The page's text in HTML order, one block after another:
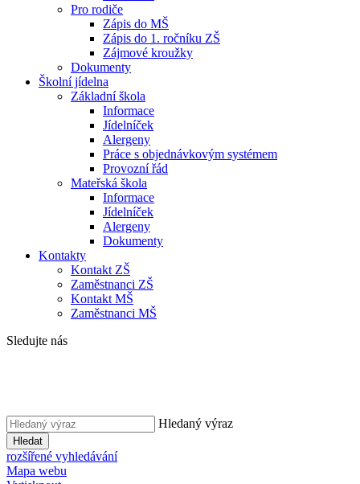
Pro rodiče
Zápis do MŠ
Zápis do 1. ročníku ZŠ
Zájmové kroužky
Dokumenty
Školní jídelna
Základní škola
Informace
Jídelníček
Alergeny
Práce s objednávkovým systémem
Provozní řád
Mateřská škola
Informace
Jídelníček
Alergeny
Dokumenty
Kontakty
Kontakt ZŠ
Zaměstnanci ZŠ
Kontakt MŠ
Zaměstnanci MŠ
Sledujte nás
Hledaný výraz
Hledat
rozšířené vyhledávání
Mapa webu